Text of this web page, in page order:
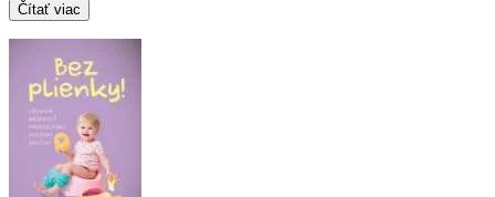
Čítať viac